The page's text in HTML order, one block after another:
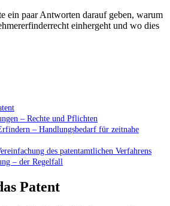
ein paar Antworten darauf geben, warum
einhergeht und wo dies
– Rechte und Pflichten
– Handlungsbedarf für zeitnahe
des patentamtlichen Verfahrens
– der Regelfall
Patent